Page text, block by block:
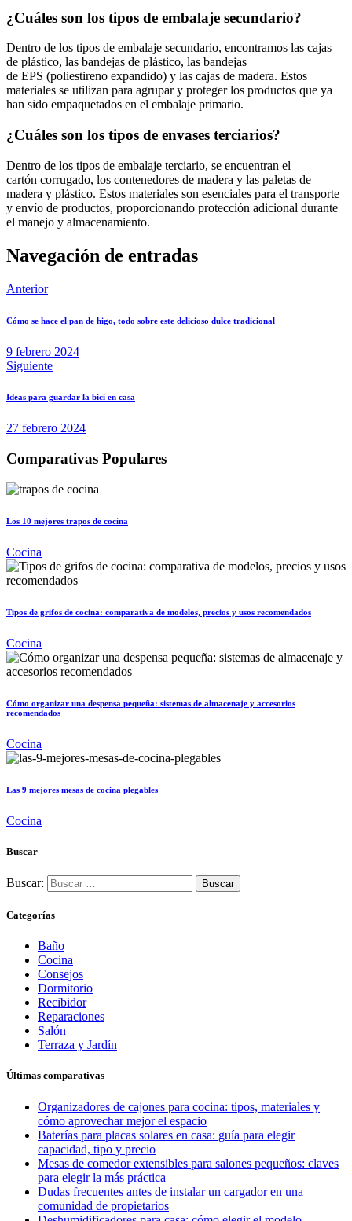
¿Cuáles son los tipos de embalaje secundario?
Dentro de los tipos de embalaje secundario, encontramos las cajas
de plástico, las bandejas de plástico, las bandejas
de EPS (poliestireno expandido) y las cajas de madera. Estos
materiales se utilizan para agrupar y proteger los productos que ya
han sido empaquetados en el embalaje primario.
¿Cuáles son los tipos de envases terciarios?
Dentro de los tipos de embalaje terciario, se encuentran el
cartón corrugado, los contenedores de madera y las paletas de
madera y plástico. Estos materiales son esenciales para el transporte
y envío de productos, proporcionando protección adicional durante
el manejo y almacenamiento.
Navegación de entradas
Anterior
Cómo se hace el pan de higo, todo sobre este delicioso dulce tradicional
9 febrero 2024
Siguiente
Ideas para guardar la bici en casa
27 febrero 2024
Comparativas Populares
Los 10 mejores trapos de cocina
Cocina
Tipos de grifos de cocina: comparativa de modelos, precios y usos recomendados
Cocina
Cómo organizar una despensa pequeña: sistemas de almacenaje y accesorios
recomendados
Cocina
Las 9 mejores mesas de cocina plegables
Cocina
Buscar
Buscar:
Categorías
Baño
Cocina
Consejos
Dormitorio
Recibidor
Reparaciones
Salón
Terraza y Jardín
Últimas comparativas
Organizadores de cajones para cocina: tipos, materiales y
cómo aprovechar mejor el espacio
Baterías para placas solares en casa: guía para elegir
capacidad, tipo y precio
Mesas de comedor extensibles para salones pequeños: claves
para elegir la más práctica
Dudas frecuentes antes de instalar un cargador en una
comunidad de propietarios